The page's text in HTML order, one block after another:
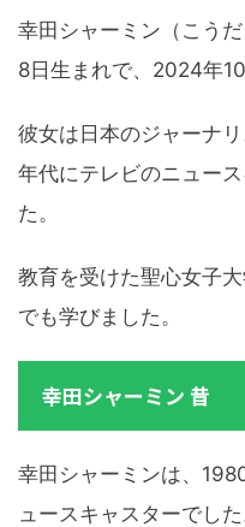
幸田シャーミン（こう
8日生まれで、2024年
彼女は日本のジャーナ
年代にテレビのニュー
た。
教育を受けた聖心女子
でも学びました。
幸田シャーミン 昔
幸田シャーミンは、
ュースキャスターでした